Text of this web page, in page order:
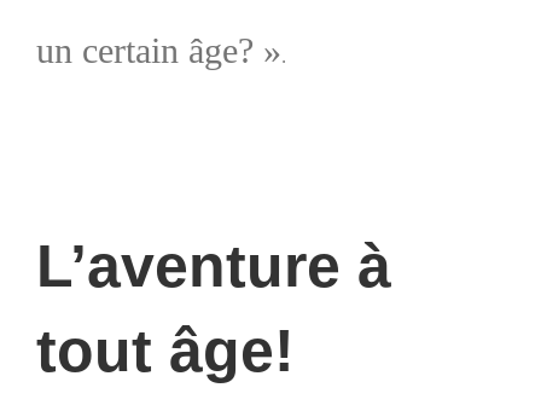
un certain âge? ».
L’aventure à
tout âge!